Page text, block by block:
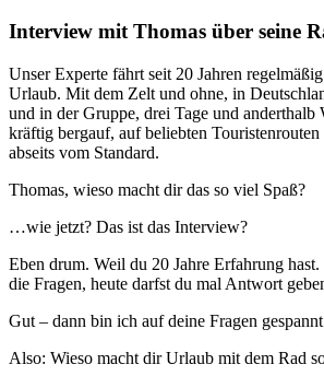
Interview mit Thomas über seine
Unser Experte fährt seit 20 Jahren
Urlaub. Mit dem Zelt und ohne, in
und in der Gruppe, drei Tage und anderthalb
kräftig bergauf, auf beliebten
abseits vom Standard.
Thomas, wieso macht dir das so viel Spaß?
…wie jetzt? Das ist das Interview?
Eben drum. Weil du 20 Jahre Erfahrung
die Fragen, heute darfst du mal Antwort
Gut – dann bin ich auf deine Fragen
Also: Wieso macht dir Urlaub mit dem Rad